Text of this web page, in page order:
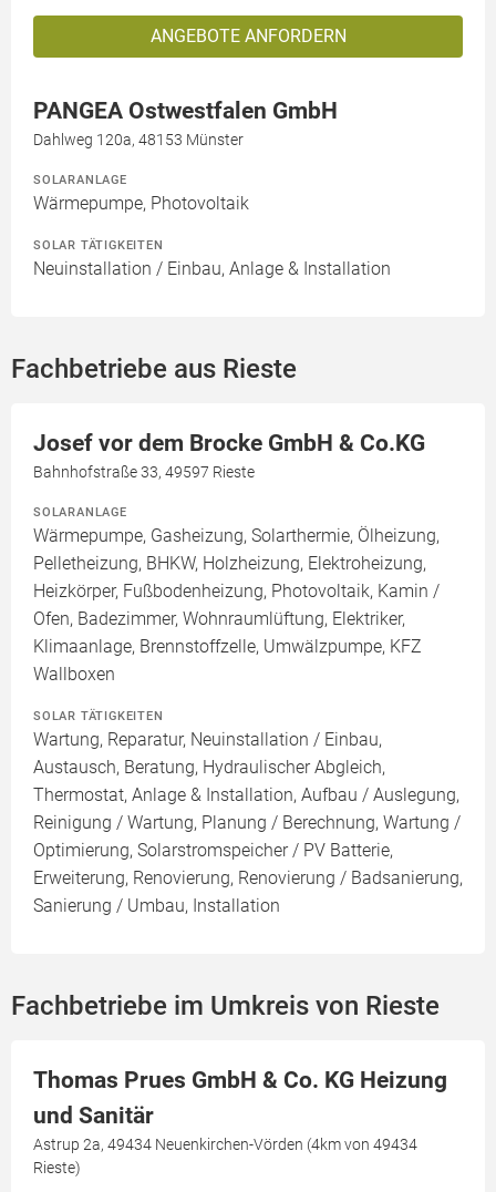
ANGEBOTE ANFORDERN
PANGEA Ostwestfalen GmbH
Dahlweg 120a, 48153 Münster
SOLARANLAGE
Wärmepumpe, Photovoltaik
SOLAR TÄTIGKEITEN
Neuinstallation / Einbau, Anlage & Installation
Fachbetriebe aus Rieste
Josef vor dem Brocke GmbH & Co.KG
Bahnhofstraße 33, 49597 Rieste
SOLARANLAGE
Wärmepumpe, Gasheizung, Solarthermie, Ölheizung,
Pelletheizung, BHKW, Holzheizung, Elektroheizung,
Heizkörper, Fußbodenheizung, Photovoltaik, Kamin /
Ofen, Badezimmer, Wohnraumlüftung, Elektriker,
Klimaanlage, Brennstoffzelle, Umwälzpumpe, KFZ
Wallboxen
SOLAR TÄTIGKEITEN
Wartung, Reparatur, Neuinstallation / Einbau,
Austausch, Beratung, Hydraulischer Abgleich,
Thermostat, Anlage & Installation, Aufbau / Auslegung,
Reinigung / Wartung, Planung / Berechnung, Wartung /
Optimierung, Solarstromspeicher / PV Batterie,
Erweiterung, Renovierung, Renovierung / Badsanierung,
Sanierung / Umbau, Installation
Fachbetriebe im Umkreis von Rieste
Thomas Prues GmbH & Co. KG Heizung
und Sanitär
Astrup 2a, 49434 Neuenkirchen-Vörden (4km von 49434
Rieste)